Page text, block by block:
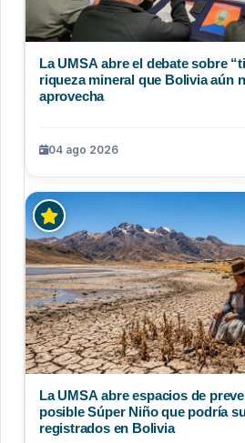
La UMSA abre el debate sobre
riqueza mineral que Bolivia aún
aprovecha
04 ago 2026
La UMSA abre espacios de
posible Súper Niño que podría
registrados en Bolivia